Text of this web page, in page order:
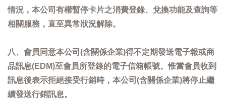
情況，本公司有權暫停卡片之消費登錄、兌換功能及查詢等
相關服務，直至異常狀況解除。
八、會員同意本公司(含關係企業)得不定期發送電子報或商
品訊息(EDM)至會員所登錄的電子信箱帳號。惟當會員收到
訊息後表示拒絕接受行銷時，本公司(含關係企業)將停止繼
續發送行銷訊息。